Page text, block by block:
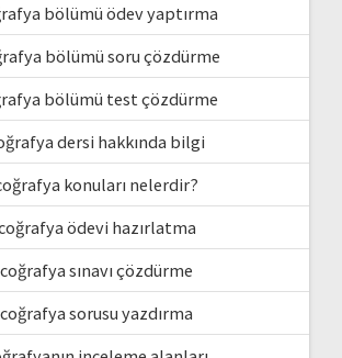
bölümü ödev yaptırma
bölümü soru çözdürme
bölümü test çözdürme
dersi hakkında bilgi
konuları nelerdir?
ödevi hazırlatma
coğrafya sınavı çözdürme
coğrafya sorusu yazdırma